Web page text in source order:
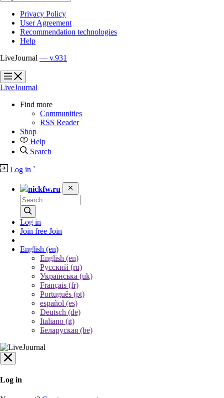
Privacy Policy
User Agreement
Recommendation technologies
Help
LiveJournal — v.931
?
?
LiveJournal
Find more
Communities
RSS Reader
Shop
Help
Search
Log in `
nickfw.ru
Log in
Join free Join
English (en)
English (en)
Русский (ru)
Українська (uk)
Français (fr)
Português (pt)
español (es)
Deutsch (de)
Italiano (it)
Беларуская (be)
Log in